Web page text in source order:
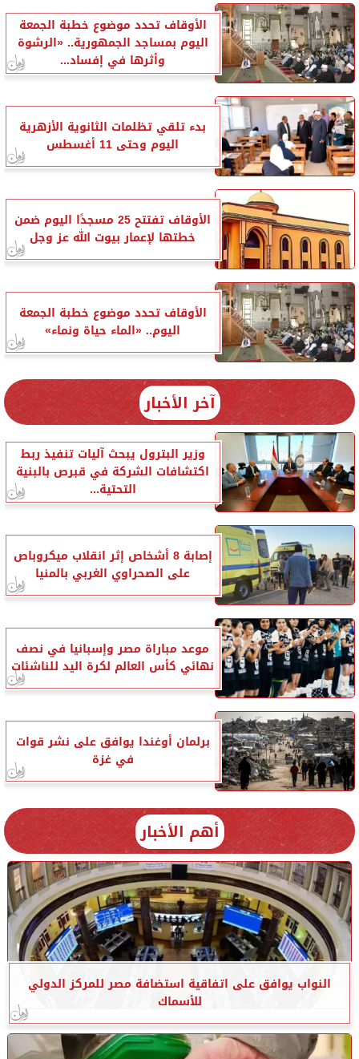
الأوقاف تحدد موضوع خطبة الجمعة
اليوم بمساجد الجمهورية.. «الرشوة
وأثرها في إفساد...
بدء تلقي تظلمات الثانوية الأزهرية
اليوم وحتى 11 أغسطس
الأوقاف تفتتح 25 مسجدًا اليوم ضمن
خطتها لإعمار بيوت الله عز وجل
الأوقاف تحدد موضوع خطبة الجمعة
اليوم.. «الماء حياة ونماء»
آخر الأخبار
وزير البترول يبحث آليات تنفيذ ربط
اكتشافات الشركة في قبرص بالبنية
التحتية...
إصابة 8 أشخاص إثر انقلاب ميكروباص
على الصحراوي الغربي بالمنيا
موعد مباراة مصر وإسبانيا في نصف
نهائي كأس العالم لكرة اليد للناشئات
برلمان أوغندا يوافق على نشر قوات
في غزة
أهم الأخبار
النواب يوافق على اتفاقية استضافة مصر للمركز الدولي
للأسماك